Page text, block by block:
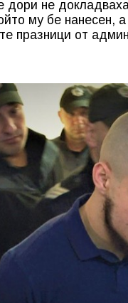
дори не
му бе нанесен,
празници от